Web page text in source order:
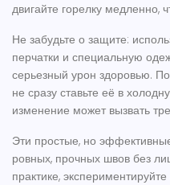
двигайте горелку медленно,
Не забудьте о защите:
перчатки и специальную
серьезный урон здоровью.
не сразу ставьте её в
изменение может вызвать
Эти простые, но
ровных, прочных швов без
практике,